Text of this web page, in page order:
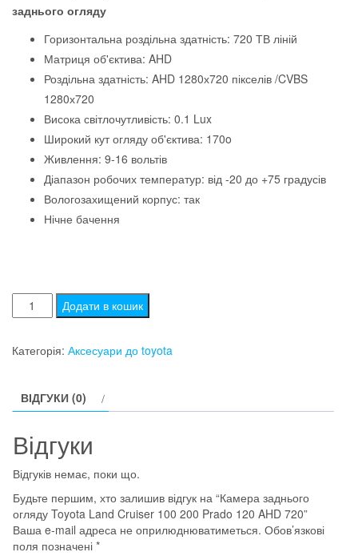
заднього огляду
Горизонтальна роздільна здатність: 720 ТВ ліній
Матриця об'єктива: AHD
Роздільна здатність: AHD 1280х720 пікселів /CVBS
1280х720
Висока світлочутливість: 0.1 Lux
Широкий кут огляду об'єктива: 170o
Живлення: 9-16 вольтів
Діапазон робочих температур: від -20 до +75 градусів
Вологозахищений корпус: так
Нічне бачення
Камера
заднього
Toyota
Cruiser
200
Prado
120
AHD
720
кількість
Додати в кошик
Категорія: Аксесуари до toyota
ВІДГУКИ (0)
Відгуки
Відгуків немає, поки що.
Будьте першим, хто залишив відгук на “Камера заднього
огляду Toyota Land Cruiser 100 200 Prado 120 AHD 720”
Ваша e-mail адреса не оприлюднюватиметься. Обов’язкові
поля позначені *